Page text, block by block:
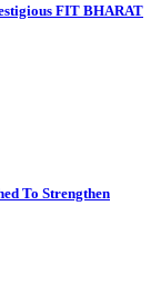
FIT BHARAT
To Strengthen